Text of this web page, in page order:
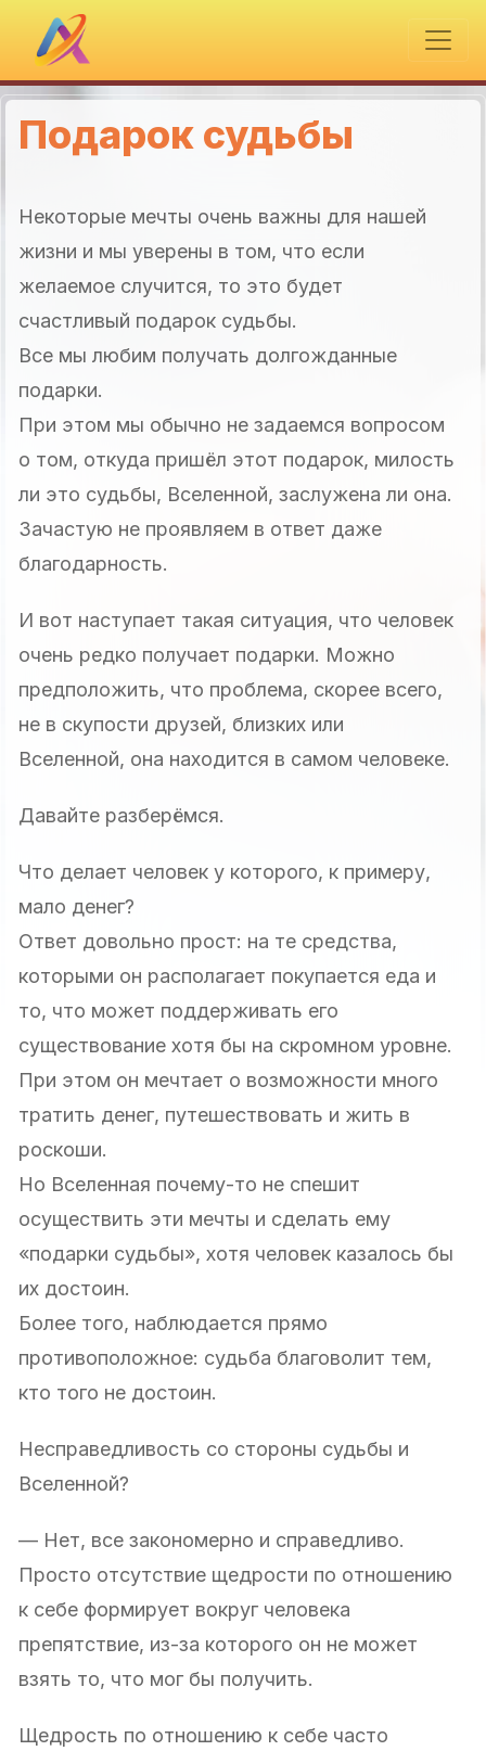
Подарок судьбы
Некоторые мечты очень важны для нашей
жизни и мы уверены в том, что если
желаемое случится, то это будет
счастливый подарок судьбы.
Все мы любим получать долгожданные
подарки.
При этом мы обычно не задаемся вопросом
о том, откуда пришёл этот подарок, милость
ли это судьбы, Вселенной, заслужена ли она.
Зачастую не проявляем в ответ даже
благодарность.
И вот наступает такая ситуация, что человек
очень редко получает подарки. Можно
предположить, что проблема, скорее всего,
не в скупости друзей, близких или
Вселенной, она находится в самом человеке.
Давайте разберёмся.
Что делает человек у которого, к примеру,
мало денег?
Ответ довольно прост: на те средства,
которыми он располагает покупается еда и
то, что может поддерживать его
существование хотя бы на скромном уровне.
При этом он мечтает о возможности много
тратить денег, путешествовать и жить в
роскоши.
Но Вселенная почему-то не спешит
осуществить эти мечты и сделать ему
«подарки судьбы», хотя человек казалось бы
их достоин.
Более того, наблюдается прямо
противоположное: судьба благоволит тем,
кто того не достоин.
Несправедливость со стороны судьбы и
Вселенной?
— Нет, все закономерно и справедливо.
Просто отсутствие щедрости по отношению
к себе формирует вокруг человека
препятствие, из-за которого он не может
взять то, что мог бы получить.
Щедрость по отношению к себе часто